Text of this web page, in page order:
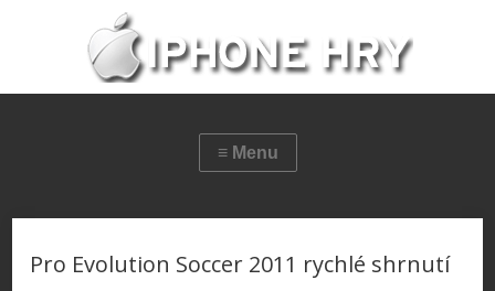
Pro Evolution Soccer 2011 rychlé shrnutí